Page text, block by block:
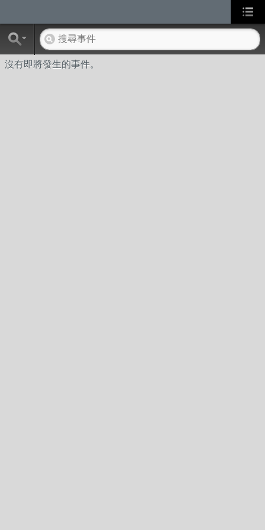
沒有即將發生的事件。